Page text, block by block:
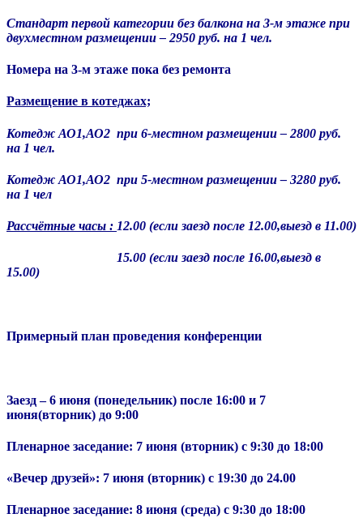
Стандарт первой категории без балкона на 3-м этаже при
двухместном размещении – 2950 руб. на 1 чел.
Номера на 3-м этаже пока без ремонта
Размещение в котеджах;
Котедж АО1,АО2 при 6-местном размещении – 2800 руб.
на 1 чел.
Котедж АО1,АО2 при 5-местном размещении – 3280 руб.
на 1 чел
Рассчётные часы : 12.00 (если заезд после 12.00,выезд в 11.00)
15.00 (если заезд после 16.00,выезд в
15.00)
Примерный план проведения конференции
Заезд – 6 июня (понедельник) после 16:00 и 7
июня(вторник) до 9:00
Пленарное заседание: 7 июня (вторник) с 9:30 до 18:00
«Вечер друзей»: 7 июня (вторник) с 19:30 до 24.00
Пленарное заседание: 8 июня (среда) с 9:30 до 18:00